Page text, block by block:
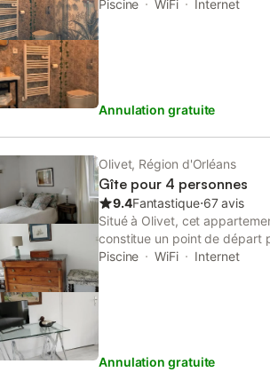
seasonal outdoor swimming
Piscine WiFi Internet
Annulation gratuite
Olivet, Région d'Orléans
Gîte pour 4 personnes
9.4Fantastique⋅67 avis
Situé à Olivet, cet
constitue un point de départ
d'une entrée privée et est
terrasse ensoleillée avec
Piscine WiFi Internet
Annulation gratuite